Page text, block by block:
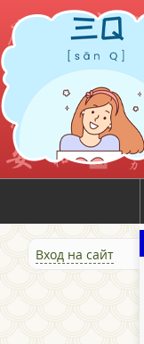
Вход на сайт